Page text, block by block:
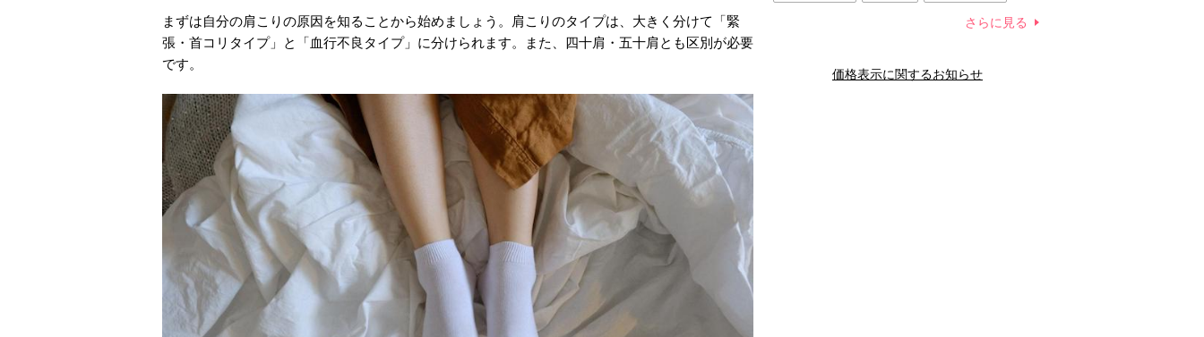
まずは自分の肩こりの原因を知ることから始めましょう。肩こりのタイプは、大きく分けて「緊
張・首コリタイプ」と「血行不良タイプ」に分けられます。また、四十肩・五十肩とも区別が必要
です。
夫との関係
新津春子 どか食い
さらに見る
価格表示に関するお知らせ